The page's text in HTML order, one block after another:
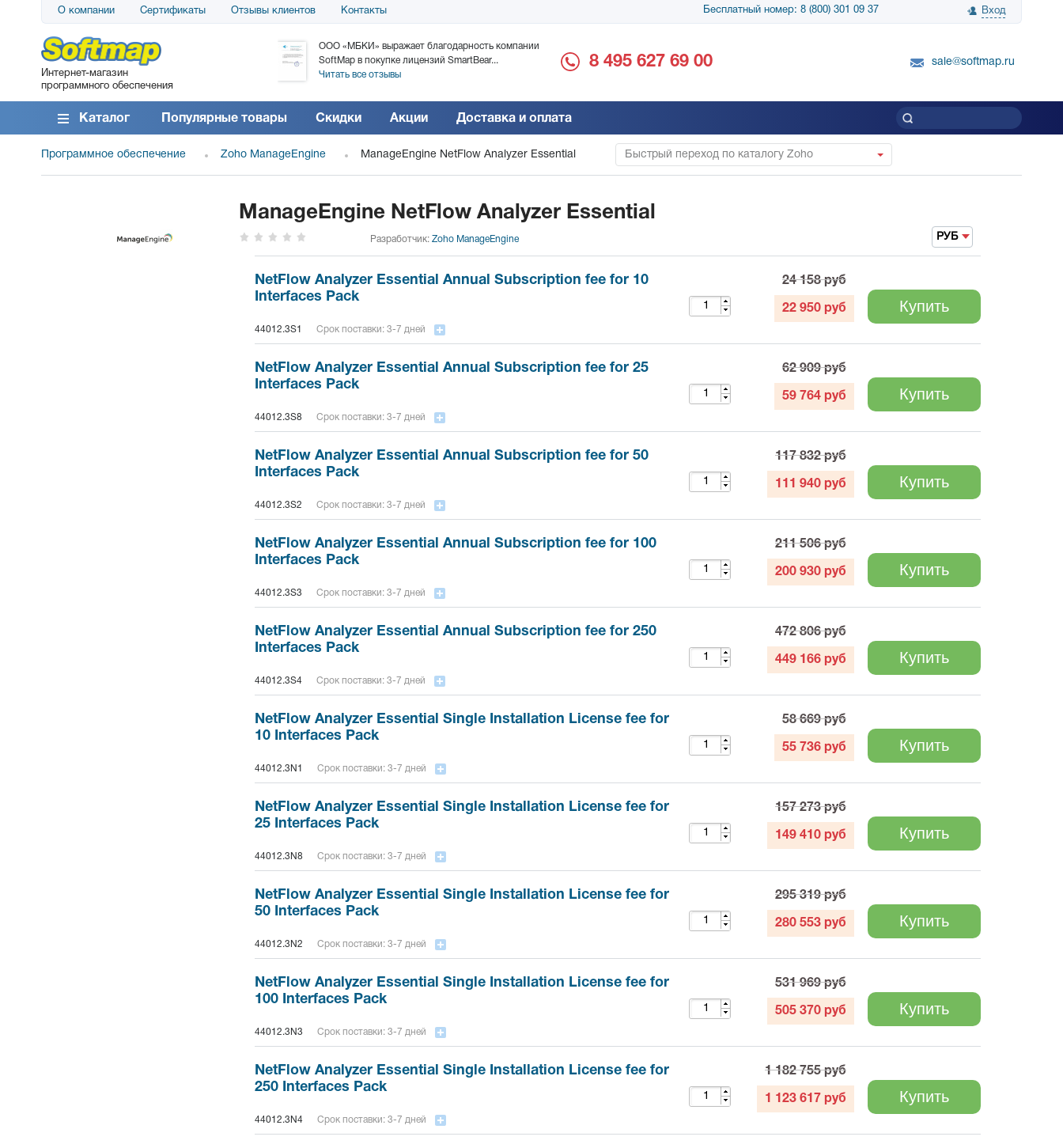
О компании Сертификаты Отзывы клиентов Контакты Бесплатный номер: 8 (800) 301 09 37 Вход
Интернет-магазин
программного обеспечения
АО «АТС» благодарит компанию SoftMap за
поставку программного обеспечения SolarWinds
DameWare...
Читать все отзывы
ООО «МБКИ» выражает благодарность компании
SoftMap в покупке лицензий SmartBear...
Читать все отзывы
благодарность за поставку SnapGene...
благодарность SoftMap за помощь в
8 495 627 69 00 sale@softmap.ru
Каталог Популярные товары Скидки Акции Доставка и оплата
Программное обеспечение Zoho ManageEngine ManageEngine NetFlow Analyzer Essential Быстрый переход по каталогу Zoho
ManageEngine
ManageEngine NetFlow Analyzer Essential
Разработчик: Zoho ManageEngine РУБ
NetFlow Analyzer Essential Annual Subscription fee for 10
Interfaces Pack
44012.3S1 Срок поставки: 3-7 дней
24 158руб
22 950 руб Купить
NetFlow Analyzer Essential Annual Subscription fee for 25
Interfaces Pack
44012.3S8 Срок поставки: 3-7 дней
62 909руб
59 764 руб Купить
NetFlow Analyzer Essential Annual Subscription fee for 50
Interfaces Pack
44012.3S2 Срок поставки: 3-7 дней
117 832руб
111 940 руб Купить
NetFlow Analyzer Essential Annual Subscription fee for 100
Interfaces Pack
44012.3S3 Срок поставки: 3-7 дней
211 506руб
200 930 руб Купить
NetFlow Analyzer Essential Annual Subscription fee for 250
Interfaces Pack
44012.3S4 Срок поставки: 3-7 дней
472 806руб
449 166 руб Купить
NetFlow Analyzer Essential Single Installation License fee for
10 Interfaces Pack
44012.3N1 Срок поставки: 3-7 дней
58 669руб
55 736 руб Купить
NetFlow Analyzer Essential Single Installation License fee for
25 Interfaces Pack
44012.3N8 Срок поставки: 3-7 дней
157 273руб
149 410 руб Купить
NetFlow Analyzer Essential Single Installation License fee for
50 Interfaces Pack
44012.3N2 Срок поставки: 3-7 дней
295 319руб
280 553 руб Купить
NetFlow Analyzer Essential Single Installation License fee for
100 Interfaces Pack
44012.3N3 Срок поставки: 3-7 дней
531 969руб
505 370 руб Купить
NetFlow Analyzer Essential Single Installation License fee for
250 Interfaces Pack
44012.3N4 Срок поставки: 3-7 дней
1 182 755руб
1 123 617 руб Купить